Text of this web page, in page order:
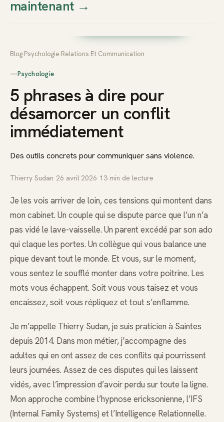
Thierry
Prendre rendez-vous dès
maintenant→
Blog Psychologie Relations Et Communication
—Psychologie
5 phrases à dire pour
désamorcer un conflit
immédiatement
Des outils concrets pour communiquer sans violence.
Thierry Sudan 26 avril 2026 13 min de lecture
Je les vois arriver de loin, ces tensions qui montent dans
mon cabinet. Un couple qui se dispute parce que l’un n’a
pas vidé le lave-vaisselle. Un parent excédé par son ado
qui claque les portes. Un collègue qui vous balance une
pique devant tout le monde. Et vous, sur le moment,
vous sentez le soufflé monter dans votre poitrine. Les
mots vous échappent. Soit vous vous taisez et vous
encaissez, soit vous répliquez et tout s’enflamme.
Je m’appelle Thierry Sudan, je suis praticien à Saintes
depuis 2014. Dans mon métier, j’accompagne des
adultes qui en ont assez de ces conflits qui pourrissent
leurs journées. Assez de ces disputes qui les laissent
vidés, avec l’impression d’avoir perdu sur toute la ligne.
Mon approche combine l’hypnose ericksonienne, l’IFS
(Internal Family Systems) et l’Intelligence Relationnelle.